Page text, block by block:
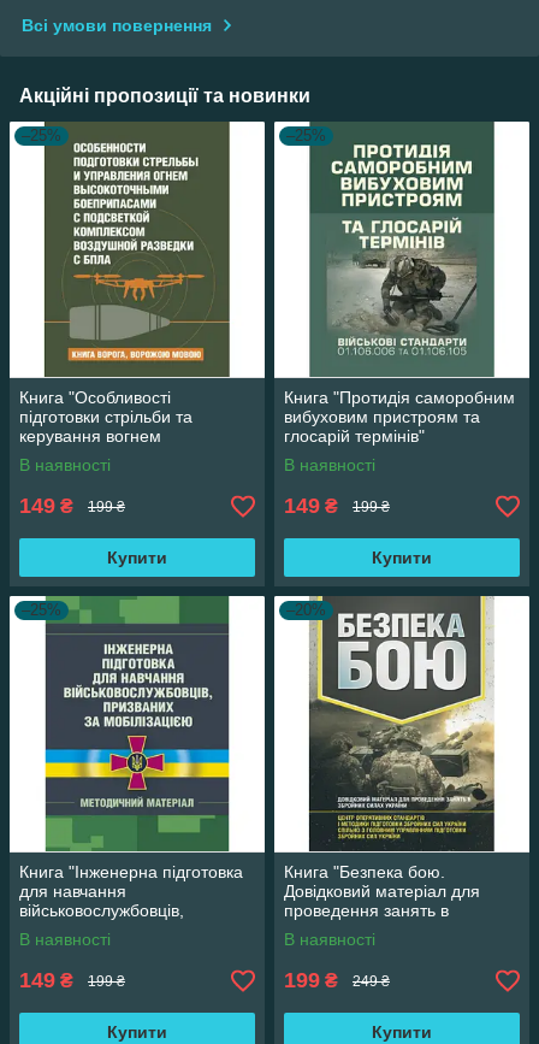
Всі умови повернення
Акційні пропозиції та новинки
–25%
Книга "Особливості
підготовки стрільби та
керування вогнем
високоточними
боєприпасами з підсвіткою
комплексом"
В наявності
149 ₴ 199 ₴
Купити
–25%
Книга "Протидія саморобним
вибуховим пристроям та
глосарій термінів"
В наявності
149 ₴ 199 ₴
Купити
–25%
Книга "Інженерна підготовка
для навчання
військовослужбовців,
призваних за мобілізацією"
В наявності
149 ₴ 199 ₴
Купити
–20%
Книга "Безпека бою.
Довідковий матеріал для
проведення занять в
Збройних силах України"
В наявності
199 ₴ 249 ₴
Купити